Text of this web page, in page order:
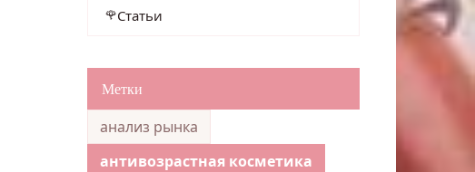
Статьи
Метки
анализ рынка
антивозрастная косметика